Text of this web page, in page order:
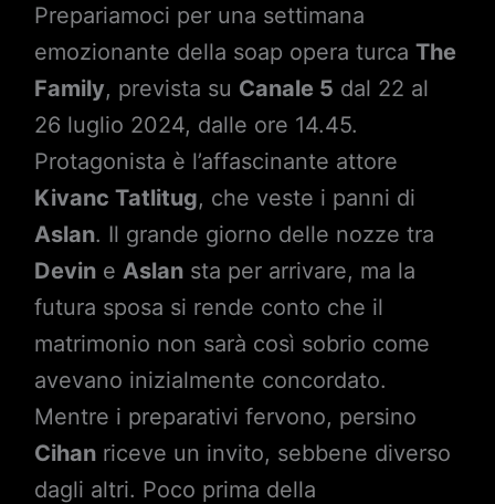
Prepariamoci per una settimana
emozionante della soap opera turca The
Family, prevista su Canale 5 dal 22 al
26 luglio 2024, dalle ore 14.45.
Protagonista è l’affascinante attore
Kivanc Tatlitug, che veste i panni di
Aslan. Il grande giorno delle nozze tra
Devine Aslansta per arrivare, ma la
futura sposa si rende conto che il
matrimonio non sarà così sobrio come
avevano inizialmente concordato.
Mentre i preparativi fervono, persino
Cihanriceve un invito, sebbene diverso
dagli altri. Poco prima della